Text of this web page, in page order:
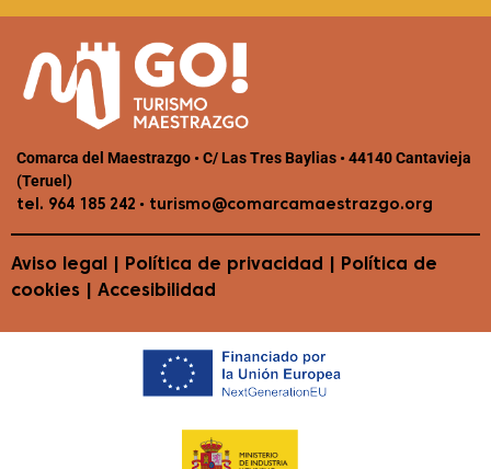
Comarca del Maestrazgo • C/ Las Tres Baylias • 44140 Cantavieja
(Teruel)
tel. 964 185 242 • turismo@comarcamaestrazgo.org
Aviso legal Política de privacidad
Política de
cookies
Accesibilidad